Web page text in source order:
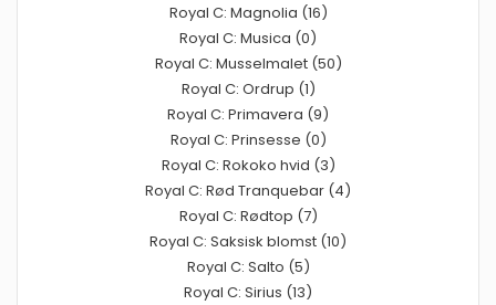
Royal C: Magnolia (16)
Royal C: Musica (0)
Royal C: Musselmalet (50)
Royal C: Ordrup (1)
Royal C: Primavera (9)
Royal C: Prinsesse (0)
Royal C: Rokoko hvid (3)
Royal C: Rød Tranquebar (4)
Royal C: Rødtop (7)
Royal C: Saksisk blomst (10)
Royal C: Salto (5)
Royal C: Sirius (13)